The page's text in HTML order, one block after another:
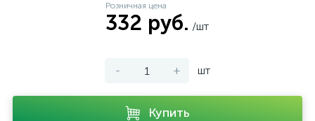
Розничная цена
332 руб. /шт
- + шт
Купить